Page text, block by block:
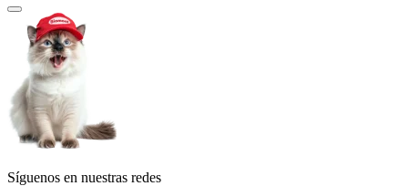
Síguenos en nuestras redes